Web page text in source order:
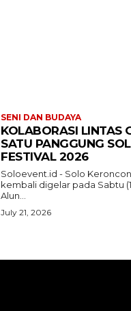
SENI DAN BUDAYA
KOLABORASI LINTAS
SATU PANGGUNG
FESTIVAL 2026
Soloevent.id - Solo
kembali digelar pada Sabtu
Alun...
July 21, 2026